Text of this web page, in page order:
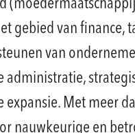
gebied van finance,
van
administratie,
expansie. Met meer
nauwkeurige en